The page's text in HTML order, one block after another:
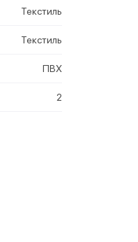
Текстиль
Текстиль
ПВХ
2